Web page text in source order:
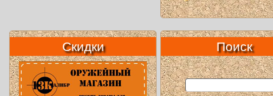
Скидки Поиск